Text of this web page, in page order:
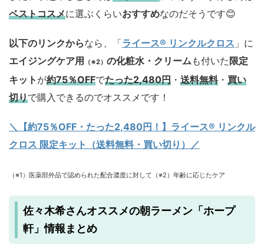
ベストコスメに選ぶくらいおすすめなのだそうです😊
以下のリンクからなら、「ライース® リンクルクロス 」に
エイジングケア用 （※2） の化粧水・クリーム も付いた限定
キット が約75％OFFでたった2,480円 ・ 送料無料・ 買い
切りで購入できるのでオススメです！
＼【約75％OFF・たった2,480円！ 】ライース® リンクル
クロス 限定キット（送料無料・買い切り）／
（※1）医薬部外品で認められた配合濃度に対して（※2）年齢に応じたケア
佐々木希さんオススメの朝ラーメン「ホープ
軒」情報まとめ